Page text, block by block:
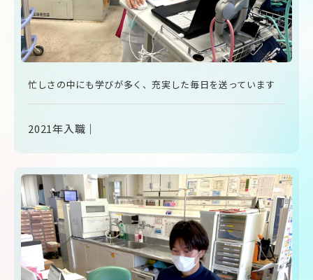
忙しさの中にも学びが多く、充実した毎日を送っています
2021年入職｜